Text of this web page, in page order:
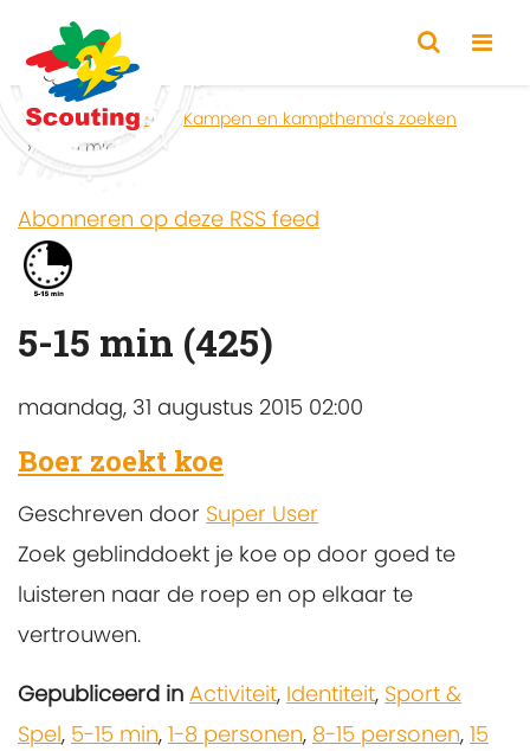
Home Zoeken
Kampen en kampthema's zoeken
5-15 min
Abonneren op deze RSS feed
5-15 min (425)
maandag, 31 augustus 2015 02:00
Boer zoekt koe
Geschreven door Super User
Zoek geblinddoekt je koe op door goed te
luisteren naar de roep en op elkaar te
vertrouwen.
Gepubliceerd in Activiteit, Identiteit, Sport &
Spel, 5-15 min, 1-8 personen, 8-15 personen, 15